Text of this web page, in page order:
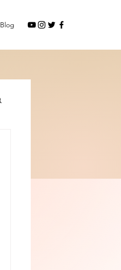
Blog